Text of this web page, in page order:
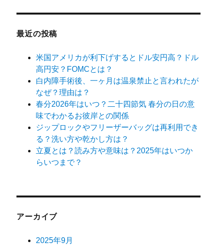
ン
最近の投稿
米国アメリカが利下げするとドル安円高？ドル
高円安？FOMCとは？
白内障手術後、一ヶ月は温泉禁止と言われたが
なぜ？理由は？
春分2026年はいつ？二十四節気 春分の日の意
味でわかるお彼岸との関係
ジップロックやフリーザーバッグは再利用でき
る？洗い方や乾かし方は？
立夏とは？読み方や意味は？2025年はいつか
らいつまで？
アーカイブ
2025年9月